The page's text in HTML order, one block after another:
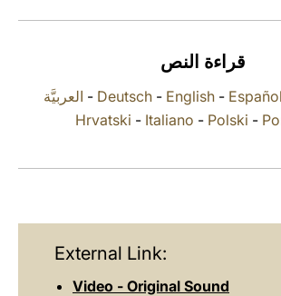
قراءة النص
العربيَّة - Deutsch- English- Español
Hrvatski - Italiano - Polski -
External Link:
Video - Original Sound